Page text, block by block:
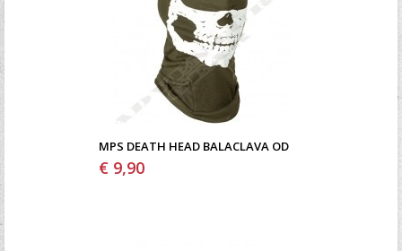
MPS DEATH HEAD BALACLAVA OD
€ 9,90